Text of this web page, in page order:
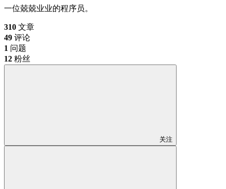
一位兢兢业业的程序员。
310 文章
49 评论
1 问题
12 粉丝
关注